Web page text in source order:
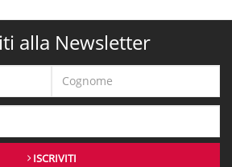
alla Newsletter
ISCRIVITI